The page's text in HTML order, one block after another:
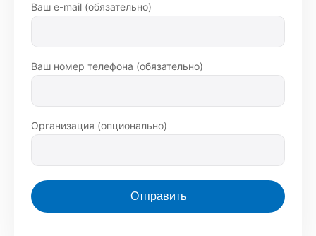
Ваш e-mail (обязательно)
Ваш номер телефона (обязательно)
Организация (опционально)